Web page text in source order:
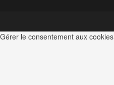
Gérer le consentement aux cookies